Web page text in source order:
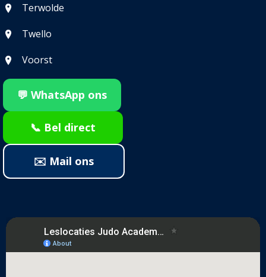
Terwolde
Twello
Voorst
💬 WhatsApp ons
📞 Bel direct
✉️ Mail ons